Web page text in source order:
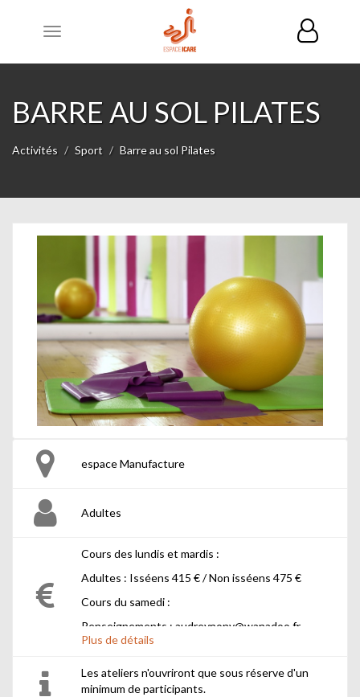
Toggle
BARRE AU SOL PILATES
Activités Sport Barre au sol Pilates
espace Manufacture
Adultes
Cours des lundis et mardis :
Adultes : Isséens 415 € / Non isséens 475 €
Cours du samedi :
Renseignements : audreynony@wanadoo.fr
Plus de détails
Les ateliers n'ouvriront que sous réserve d'un
minimum de participants.